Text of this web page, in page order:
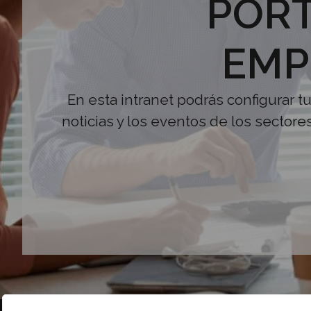
En esta intranet podrás configurar
noticias y los eventos de los